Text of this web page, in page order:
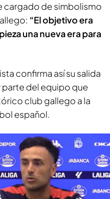
cargado de simbolismo
“El objetivo era
una nueva era para
confirma así su salida
del equipo que
club gallego a la
español.